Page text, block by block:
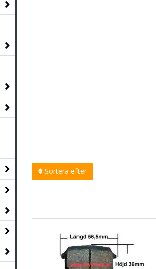
Sortera efter